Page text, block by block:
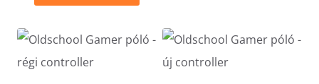
a
terméknek
terméknek
több